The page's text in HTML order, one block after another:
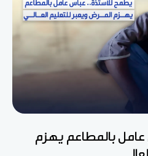
بالمطاعم يهزم